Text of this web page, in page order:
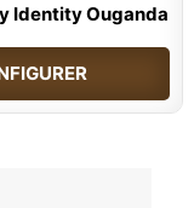
Identity Ouganda